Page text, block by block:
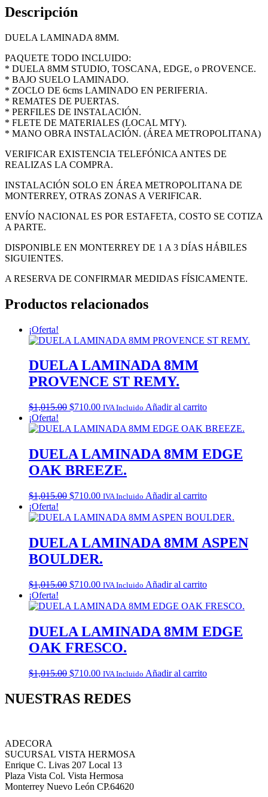
Descripción
DUELA LAMINADA 8MM.
PAQUETE TODO INCLUIDO:
* DUELA 8MM STUDIO, TOSCANA, EDGE, o PROVENCE.
* BAJO SUELO LAMINADO.
* ZOCLO DE 6cms LAMINADO EN PERIFERIA.
* REMATES DE PUERTAS.
* PERFILES DE INSTALACIÓN.
* FLETE DE MATERIALES (LOCAL MTY).
* MANO OBRA INSTALACIÓN. (ÁREA METROPOLITANA)
VERIFICAR EXISTENCIA TELEFÓNICA ANTES DE
REALIZAS LA COMPRA.
INSTALACIÓN SOLO EN ÁREA METROPOLITANA DE
MONTERREY, OTRAS ZONAS A VERIFICAR.
ENVÍO NACIONAL ES POR ESTAFETA, COSTO SE COTIZA
A PARTE.
DISPONIBLE EN MONTERREY DE 1 A 3 DÍAS HÁBILES
SIGUIENTES.
A RESERVA DE CONFIRMAR MEDIDAS FÍSICAMENTE.
Productos relacionados
¡Oferta!
DUELA LAMINADA 8MM
PROVENCE ST REMY.
$1,015.00 Original
was:
$710.00Current
is:
IVA Incluido Añadir al carrito
¡Oferta!
DUELA LAMINADA 8MM EDGE
OAK BREEZE.
$1,015.00 Original
was:
$710.00Current
is:
IVA Incluido Añadir al carrito
¡Oferta!
DUELA LAMINADA 8MM ASPEN
BOULDER.
$1,015.00 Original
was:
$710.00Current
is:
IVA Incluido Añadir al carrito
¡Oferta!
DUELA LAMINADA 8MM EDGE
OAK FRESCO.
$1,015.00 Original
was:
$1,015.00.
$710.00Current
is:
$710.00.
IVA Incluido Añadir al carrito
NUESTRAS REDES
ADECORA
SUCURSAL VISTA HERMOSA
Enrique C. Livas 207 Local 13
Plaza Vista Col. Vista Hermosa
Monterrey Nuevo León CP.64620